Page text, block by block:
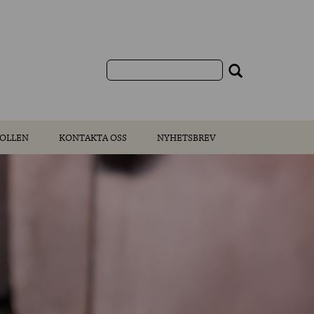
KONTAKTA OSS NYHETSBREV